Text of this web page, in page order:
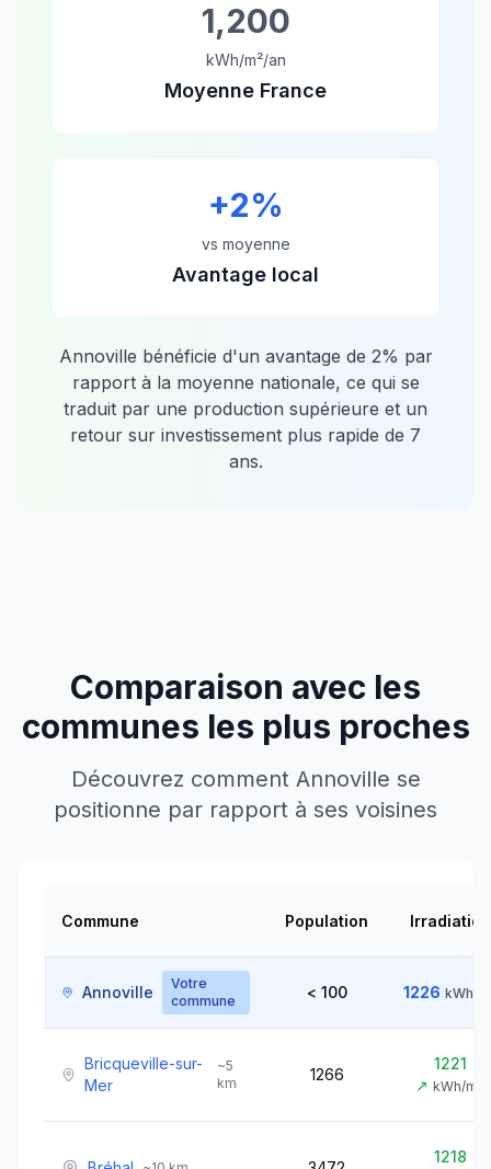
1,200
kWh/m²/an
Moyenne France
+2%
vs moyenne
Avantage local
Annoville bénéficie d'un avantage de 2% par
rapport à la moyenne nationale, ce qui se
traduit par une production supérieure et un
retour sur investissement plus rapide de 7
ans.
Comparaison avec les
communes les plus proches
Découvrez comment Annoville se
positionne par rapport à ses voisines
Commune Population Irradiation
Annoville
Votre
commune
< 100 1226 kWh/
Bricqueville-sur-
Mer
~5
km
1266
1221
↗ kWh/m²
1218